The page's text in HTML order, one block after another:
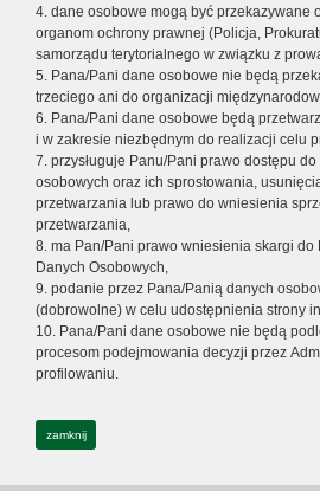
4. dane osobowe mogą być przekazywane
organom ochrony prawnej (Policja,
samorządu terytorialnego w związku z
5. Pana/Pani dane osobowe nie będą
trzeciego ani do organizacji
6. Pana/Pani dane osobowe będą
i w zakresie niezbędnym do realizacji celu
7. przysługuje Panu/Pani prawo dostępu
osobowych oraz ich sprostowania,
przetwarzania lub prawo do wniesienia
przetwarzania,
8. ma Pan/Pani prawo wniesienia skargi do
Danych Osobowych,
9. podanie przez Pana/Panią danych
(dobrowolne) w celu udostępnienia strony
10. Pana/Pani dane osobowe nie będą
procesom podejmowania decyzji przez
profilowaniu.
zamknij